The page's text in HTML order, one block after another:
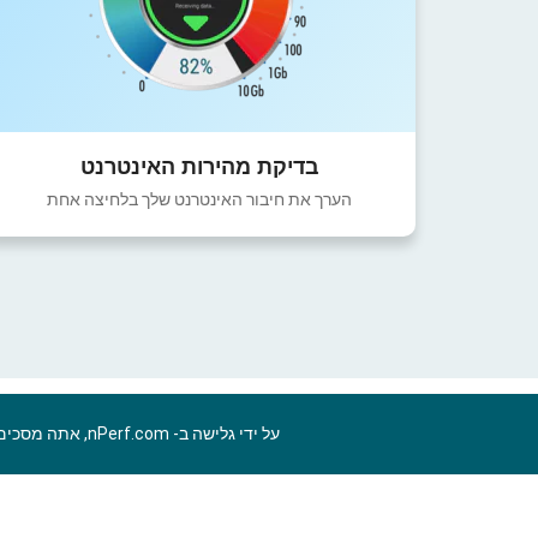
בדיקת מהירות האינטרנט
הערך את חיבור האינטרנט שלך בלחיצה אחת
על ידי גלישה ב- nPerf.com, אתה מסכים ל